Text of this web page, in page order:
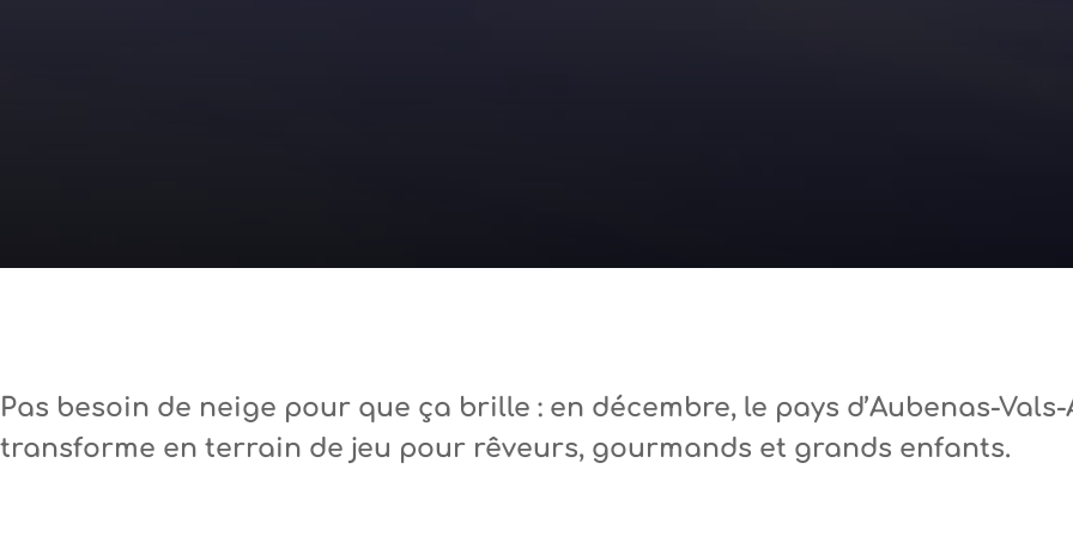
Pas besoin de neige pour que ça brille : en décembre, le pays d’Aubenas-
transforme en terrain de jeu pour rêveurs, gourmands et grands enfants.